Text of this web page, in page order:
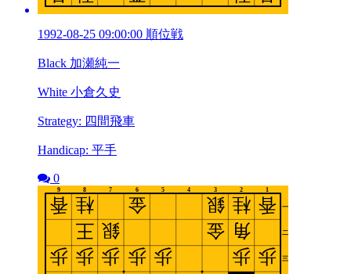
1992-08-25 09:00:00 順位戦
Black 加瀬純一
White 小倉久史
Strategy: 四間飛車
Handicap: 平手
0